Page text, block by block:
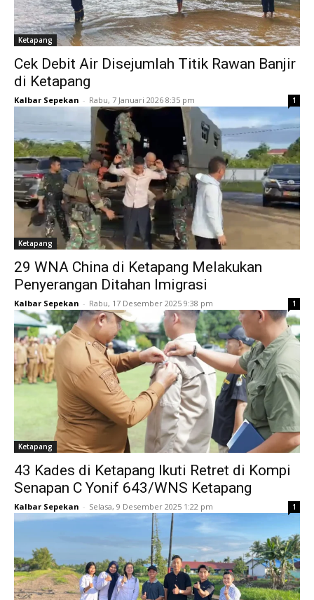
Ketapang
Cek Debit Air Disejumlah Titik Rawan Banjir
di Ketapang
Kalbar Sepekan - Rabu, 7 Januari 2026 8:35 pm 1
Ketapang
29 WNA China di Ketapang Melakukan
Penyerangan Ditahan Imigrasi
Kalbar Sepekan - Rabu, 17 Desember 2025 9:38 pm 1
Ketapang
43 Kades di Ketapang Ikuti Retret di Kompi
Senapan C Yonif 643/WNS Ketapang
Kalbar Sepekan - Selasa, 9 Desember 2025 1:22 pm 1